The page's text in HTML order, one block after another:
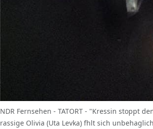
NDR Fernsehen - TATORT - "Kressin stoppt
rassige Olivia (Uta Levka) fhlt sich